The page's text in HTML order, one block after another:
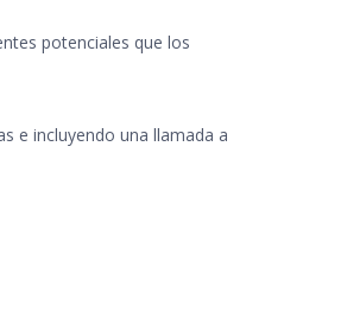
potenciales que los
e incluyendo una llamada a